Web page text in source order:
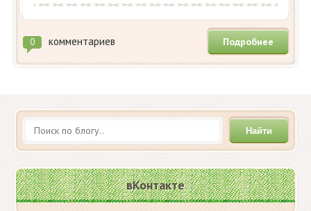
0 комментариев Подробнее
Найти
вКонтакте